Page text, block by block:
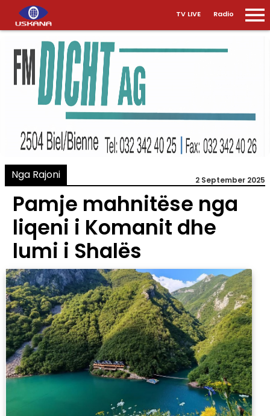
TV LIVE Radio
Nga Rajoni 2 September 2025
Pamje mahnitëse nga
liqeni i Komanit dhe
lumi i Shalës